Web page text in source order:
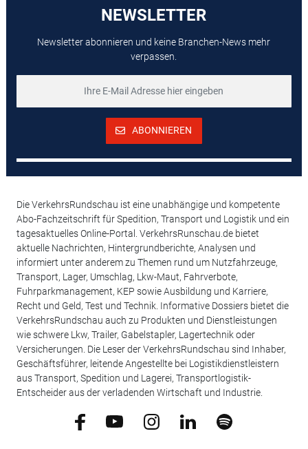
NEWSLETTER
Newsletter abonnieren und keine Branchen-News mehr
verpassen.
ABONNIEREN
Die VerkehrsRundschau ist eine unabhängige und kompetente
Abo-Fachzeitschrift für Spedition, Transport und Logistik und ein
tagesaktuelles Online-Portal. VerkehrsRunschau.de bietet
aktuelle Nachrichten, Hintergrundberichte, Analysen und
informiert unter anderem zu Themen rund um Nutzfahrzeuge,
Transport, Lager, Umschlag, Lkw-Maut, Fahrverbote,
Fuhrparkmanagement, KEP sowie Ausbildung und Karriere,
Recht und Geld, Test und Technik. Informative Dossiers bietet die
VerkehrsRundschau auch zu Produkten und Dienstleistungen
wie schwere Lkw, Trailer, Gabelstapler, Lagertechnik oder
Versicherungen. Die Leser der VerkehrsRundschau sind Inhaber,
Geschäftsführer, leitende Angestellte bei Logistikdienstleistern
aus Transport, Spedition und Lagerei, Transportlogistik-
Entscheider aus der verladenden Wirtschaft und Industrie.